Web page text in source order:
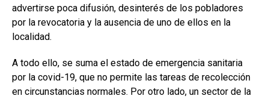
advertirse poca difusión, desinterés de los pobladores
por la revocatoria y la ausencia de uno de ellos en la
localidad.
A todo ello, se suma el estado de emergencia sanitaria
por la covid-19, que no permite las tareas de recolección
en circunstancias normales. Por otro lado, un sector de la